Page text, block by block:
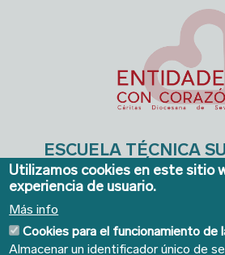
ESCUELA TÉCNICA
INGENIERÍA DE
Avda. de la Reina Mercedes, 4A -
Utilizamos cookies en este sitio
experiencia de usuario.
Más info
Cookies para el funcionamiento de
Almacenar un identificador único de